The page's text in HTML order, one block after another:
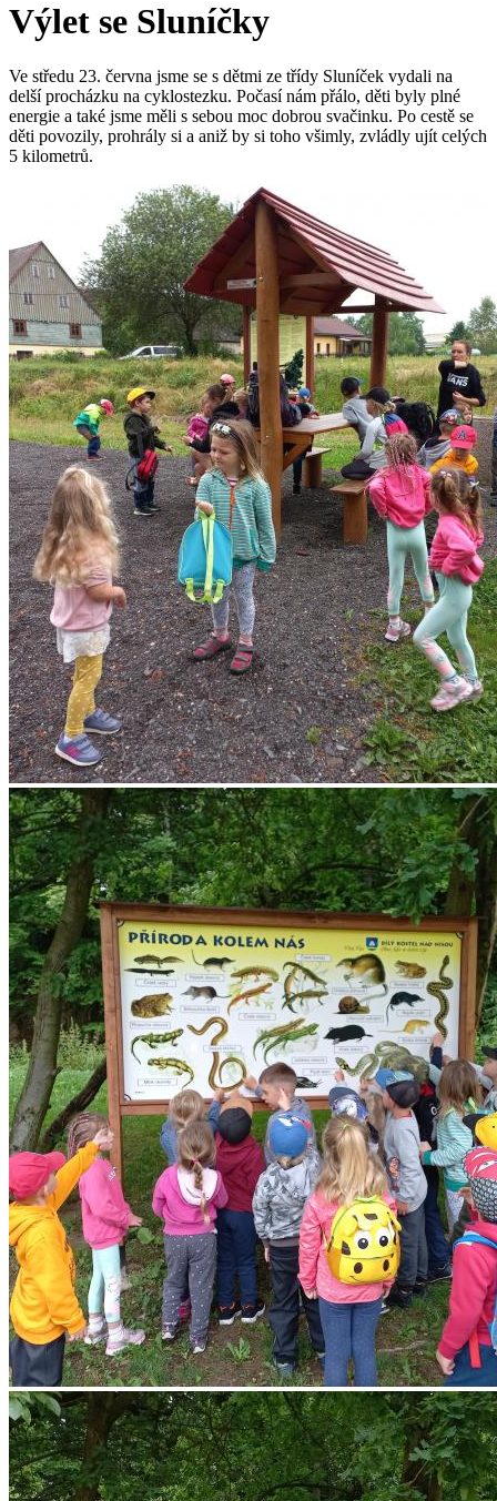
Výlet se Sluníčky
Ve středu 23. června jsme se s dětmi ze třídy Sluníček vydali na
delší procházku na cyklostezku. Počasí nám přálo, děti byly plné
energie a také jsme měli s sebou moc dobrou svačinku. Po cestě se
děti povozily, prohrály si a aniž by si toho všimly, zvládly ujít celých
5 kilometrů.